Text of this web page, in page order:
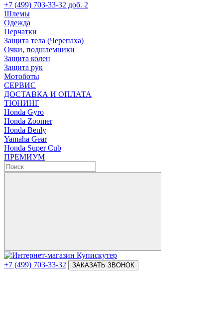
+7 (499) 703-33-32 доб. 2
Шлемы
Одежда
Перчатки
Защита тела (Черепаха)
Очки, подшлемники
Защита колен
Защита рук
Мотоботы
СЕРВИС
ДОСТАВКА И ОПЛАТА
ТЮНИНГ
Honda Gyro
Honda Zoomer
Honda Benly
Yamaha Gear
Honda Super Cub
ПРЕМИУМ
+7 (499) 703-33-32 ЗАКАЗАТЬ ЗВОНОК